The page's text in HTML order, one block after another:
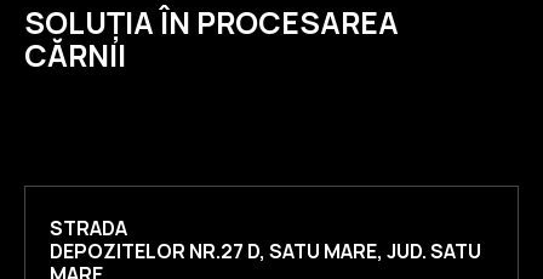
SOLUȚIA ÎN PROCESAREA
CĂRNII
STRADA
DEPOZITELOR NR.27 D, SATU MARE, JUD. SATU